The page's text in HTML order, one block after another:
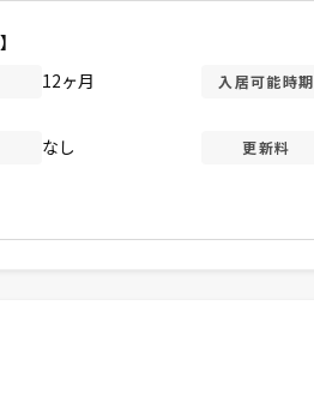
】
12ヶ月 入居可能時期
なし 更新料